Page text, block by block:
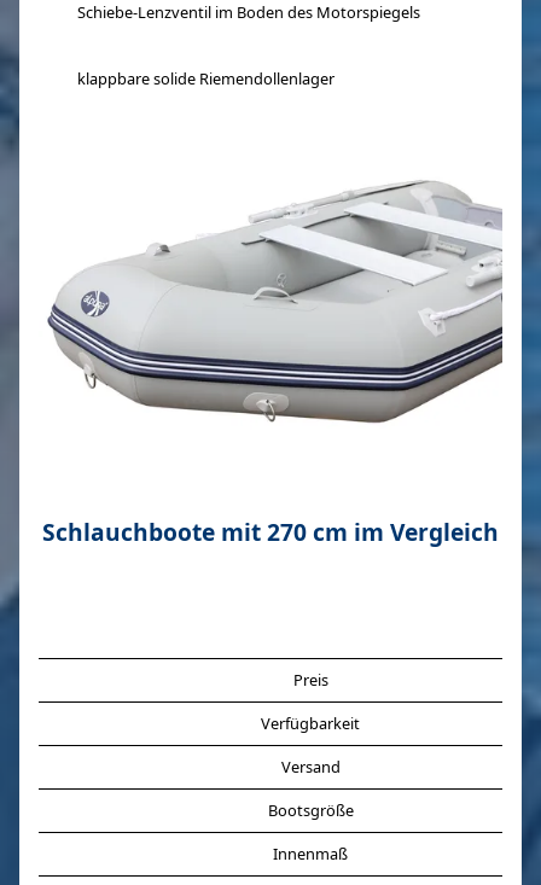
Schiebe-Lenzventil im Boden des Motorspiegels
klappbare solide Riemendollenlager
Schlauchboote mit 270 cm im Vergleich
Preis
Verfügbarkeit
Versand
Bootsgröße
Innenmaß